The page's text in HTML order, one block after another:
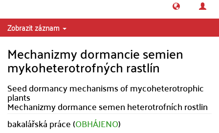
Zobrazit záznam
Mechanizmy dormancie semien
mykoheterotrofných rastlín
Seed dormancy mechanisms of mycoheterotrophic
plants
Mechanizmy dormance semen heterotrofních rostlin
bakalářská práce (OBHÁJENO)